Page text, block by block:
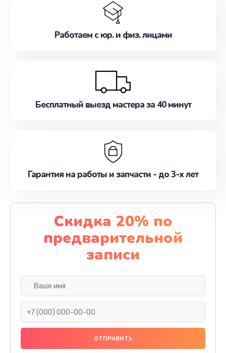
Работаем с юр. и физ. лицами
Бесплатный выезд мастера за 40 минут
Гарантия на работы и запчасти - до 3-х лет
Скидка 20% по
предварительной
записи